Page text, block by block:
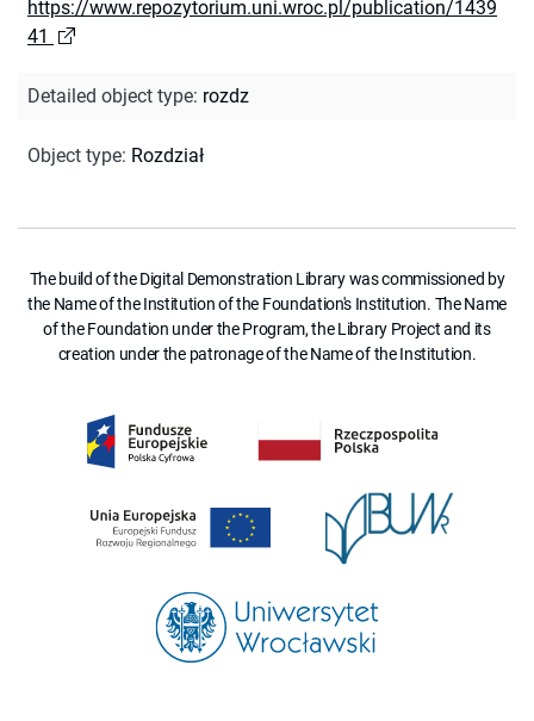
https://www.repozytorium.uni.wroc.pl/publication/1439
41
Detailed object type: rozdz
Object type: Rozdział
The build of the Digital Demonstration Library was commissioned by
the Name of the Institution of the Foundation's Institution. The Name
of the Foundation under the Program, the Library Project and its
creation under the patronage of the Name of the Institution.